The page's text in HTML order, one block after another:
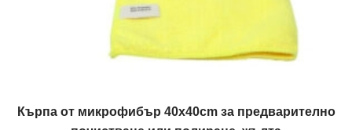
Кърпа от микрофибър 40x40cm за предварително